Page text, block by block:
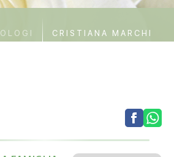
CRISTIANA MARCHI